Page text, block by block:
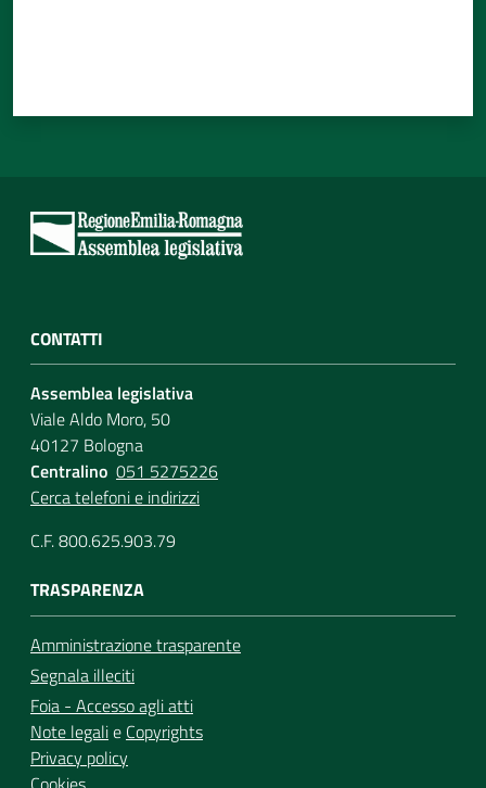
CONTATTI
Assemblea legislativa
Viale Aldo Moro, 50
40127 Bologna
Centralino 051 5275226
Cerca telefoni e indirizzi
C.F. 800.625.903.79
TRASPARENZA
Amministrazione trasparente
Segnala illeciti
Foia - Accesso agli atti
Note legalie Copyrights
Privacy policy